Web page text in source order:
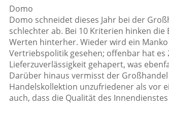
Domo
Domo schneidet dieses Jahr bei der
schlechter ab. Bei 10 Kriterien hinken
Werten hinterher. Wieder wird ein
Vertriebspolitik gesehen; offenbar hat es
Lieferzuverlässigkeit gehapert, was
Darüber hinaus vermisst der
Handelskollektion unzufriedener als vor
auch, dass die Qualität des